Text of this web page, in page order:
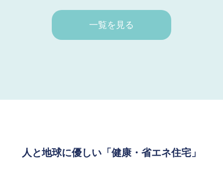
一覧を見る
人と地球に優しい「健康・省エネ住宅」